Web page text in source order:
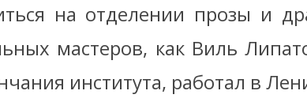
на отделении прозы и
мастеров, как Виль
института, работал в